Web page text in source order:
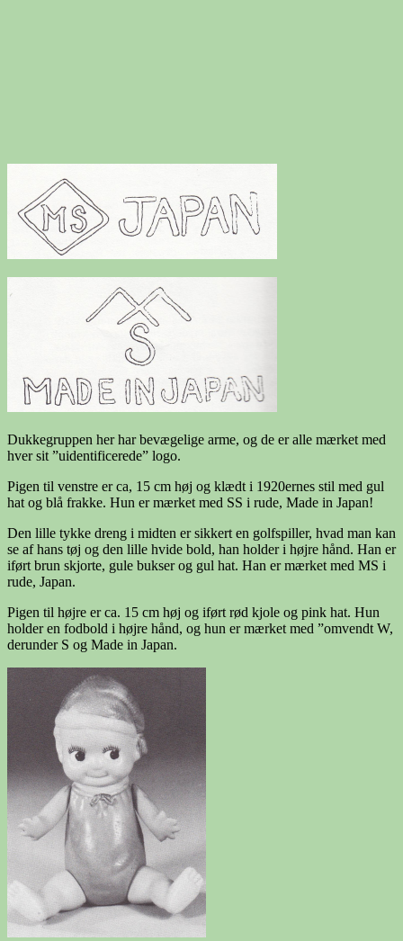
Dukkegruppen her har bevægelige arme, og de er alle mærket med
hver sit ”uidentificerede” logo.
Pigen til venstre er ca, 15 cm høj og klædt i 1920ernes stil med gul
hat og blå frakke. Hun er mærket med SS i rude, Made in Japan!
Den lille tykke dreng i midten er sikkert en golfspiller, hvad man kan
se af hans tøj og den lille hvide bold, han holder i højre hånd. Han er
iført brun skjorte, gule bukser og gul hat. Han er mærket med MS i
rude, Japan.
Pigen til højre er ca. 15 cm høj og iført rød kjole og pink hat. Hun
holder en fodbold i højre hånd, og hun er mærket med ”omvendt W,
derunder S og Made in Japan.